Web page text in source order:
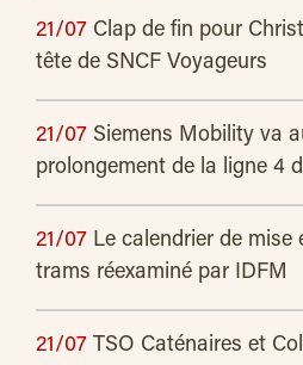
21/07 Clap de fin pour
tête de SNCF Voyageurs
21/07 Siemens Mobility va
prolongement de la ligne 4
21/07 Le calendrier de mise
trams réexaminé par IDFM
21/07 TSO Caténaires et